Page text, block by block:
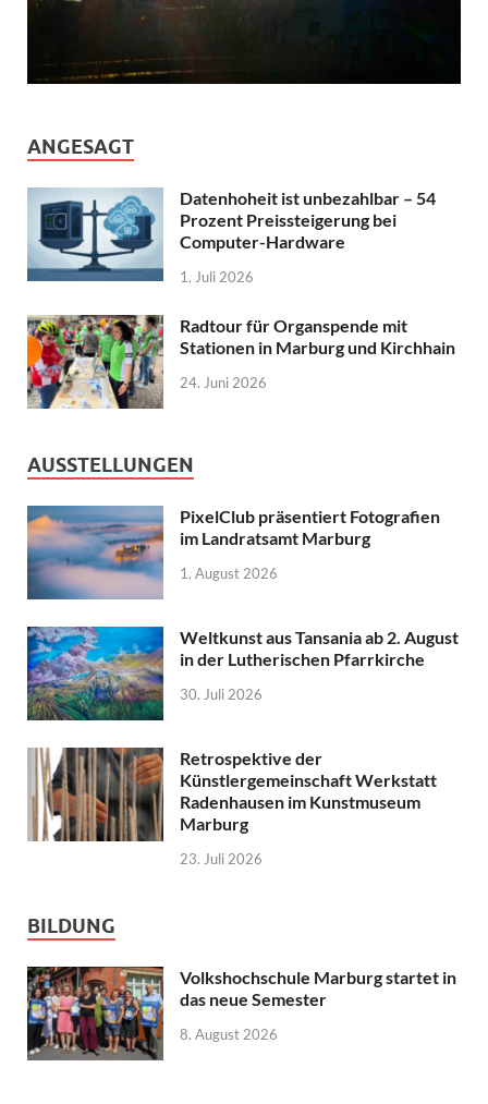
ANGESAGT
Datenhoheit ist unbezahlbar – 54
Prozent Preissteigerung bei
Computer-Hardware
1. Juli 2026
Radtour für Organspende mit
Stationen in Marburg und Kirchhain
24. Juni 2026
AUSSTELLUNGEN
PixelClub präsentiert Fotografien
im Landratsamt Marburg
1. August 2026
Weltkunst aus Tansania ab 2. August
in der Lutherischen Pfarrkirche
30. Juli 2026
Retrospektive der
Künstlergemeinschaft Werkstatt
Radenhausen im Kunstmuseum
Marburg
23. Juli 2026
BILDUNG
Volkshochschule Marburg startet in
das neue Semester
8. August 2026